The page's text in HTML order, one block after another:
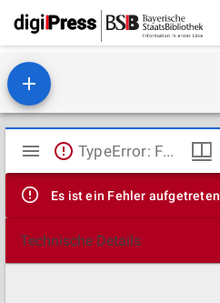
Mirador
Viewer
TypeError: Failed to fetch
Es ist ein Fehler aufgetreten
Technische Details